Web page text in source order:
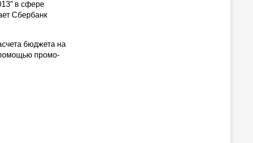
в сфере
Сбербанк
бюджета на
промо-